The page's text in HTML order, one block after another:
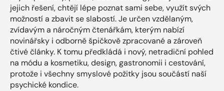
jejich řešení, chtějí lépe poznat sami sebe, využít svých
možností a zbavit se slabostí. Je určen vzdělaným,
zvídavým a náročným čtenářkám, kterým nabízí
novinářsky i odborně špičkově zpracované a zároveň
čtivé články. K tomu předkládá i nový, netradiční pohled
na módu a kosmetiku, design, gastronomii i cestování,
protože i všechny smyslové požitky jsou součástí naší
psychické kondice.